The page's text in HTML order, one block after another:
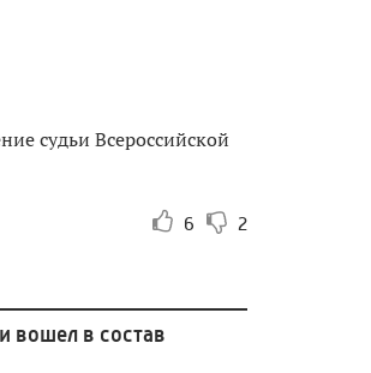
судьи Всероссийской
6 2
вошел в состав